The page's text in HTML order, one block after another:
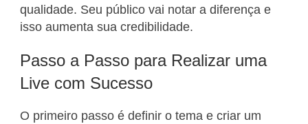
qualidade. Seu público vai notar a diferença e
isso aumenta sua credibilidade.
Passo a Passo para Realizar uma
Live com Sucesso
O primeiro passo é definir o tema e criar um